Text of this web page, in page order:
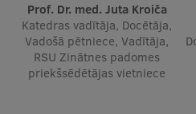
Reitingi
Virtuālā tūre
Prof. Dr. med. Juta Kroiča
Katedras vadītāja, Docētāja,
Vadošā pētniece, Vadītāja,
RSU Zinātnes padomes
priekšsēdētājas vietniece